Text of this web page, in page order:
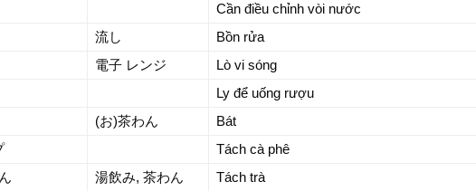
Cần điều chỉnh vòi nước
流し
Bồn rửa
電子 レンジ
Lò vi sóng
Ly để uống rượu
(お)茶わん
Bát
Tách cà phê
湯飲み, 茶わん
Tách trà